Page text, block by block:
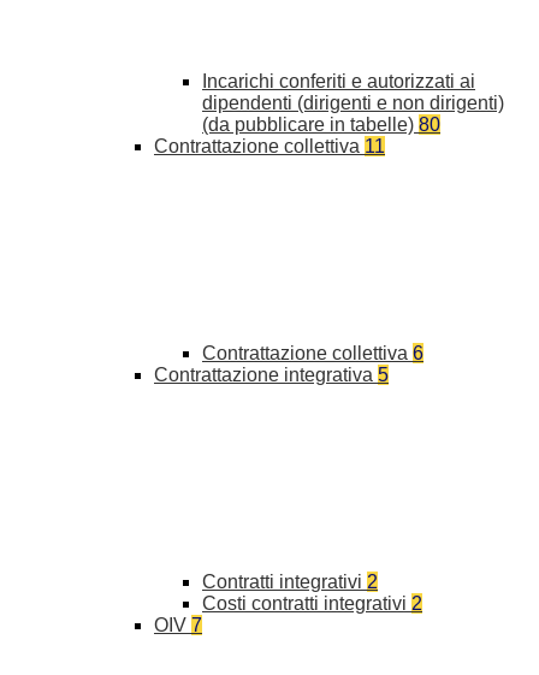
Incarichi conferiti e autorizzati ai
dipendenti (dirigenti e non dirigenti)
(da pubblicare in tabelle) 80
Contrattazione collettiva 11
Contrattazione collettiva 6
Contrattazione integrativa 5
Contratti integrativi 2
Costi contratti integrativi 2
OIV 7